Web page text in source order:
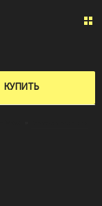
КУПИТЬ